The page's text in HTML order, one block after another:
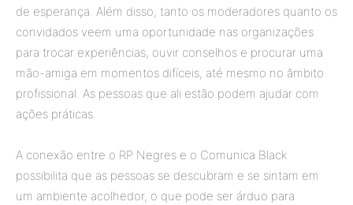
de esperança. Além disso, tanto os moderadores quanto os
convidados veem uma oportunidade nas organizações
para trocar experiências, ouvir conselhos e procurar uma
mão-amiga em momentos difíceis, até mesmo no âmbito
profissional. As pessoas que ali estão podem ajudar com
ações práticas.
A conexão entre o RP Negres e o Comunica Black
possibilita que as pessoas se descubram e se sintam em
um ambiente acolhedor, o que pode ser árduo para